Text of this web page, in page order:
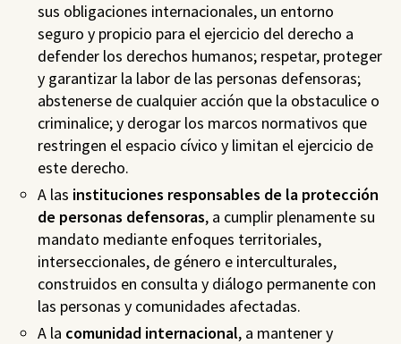
sus obligaciones internacionales, un entorno
seguro y propicio para el ejercicio del derecho a
defender los derechos humanos; respetar, proteger
y garantizar la labor de las personas defensoras;
abstenerse de cualquier acción que la obstaculice o
criminalice; y derogar los marcos normativos que
restringen el espacio cívico y limitan el ejercicio de
este derecho.
A las instituciones responsables de la protección
de personas defensoras, a cumplir plenamente su
mandato mediante enfoques territoriales,
interseccionales, de género e interculturales,
construidos en consulta y diálogo permanente con
las personas y comunidades afectadas.
A la comunidad internacional, a mantener y